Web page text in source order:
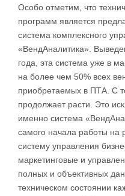
Особо отметим, что
программ является
система комплексного
«ВендАналитика».
года, эта система уже в
на более чем 50% всех
приобретаемых в ПТА. С
продолжает расти. Это
именно система
самого начала работы на
систему управления
маркетинговые и
полных и объективных
техническом состоянии